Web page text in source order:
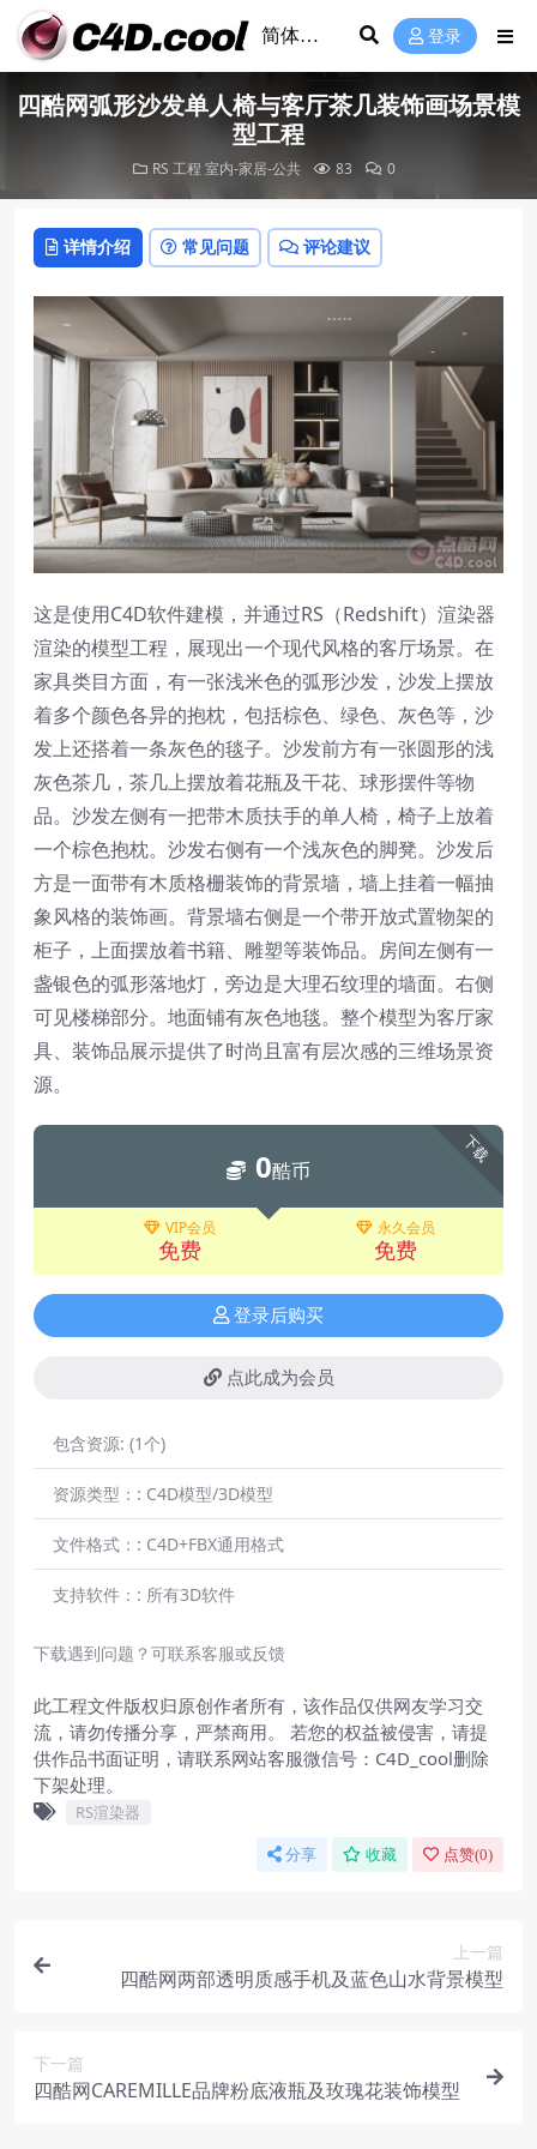
登录
四酷网弧形沙发单人椅与客厅茶几装饰画场景模
型工程
RS 工程 室内-家居-公共 83 0
详情介绍 常见问题 评论建议
这是使用C4D软件建模，并通过RS（Redshift）渲染器
渲染的模型工程，展现出一个现代风格的客厅场景。在
家具类目方面，有一张浅米色的弧形沙发，沙发上摆放
着多个颜色各异的抱枕，包括棕色、绿色、灰色等，沙
发上还搭着一条灰色的毯子。沙发前方有一张圆形的浅
灰色茶几，茶几上摆放着花瓶及干花、球形摆件等物
品。沙发左侧有一把带木质扶手的单人椅，椅子上放着
一个棕色抱枕。沙发右侧有一个浅灰色的脚凳。沙发后
方是一面带有木质格栅装饰的背景墙，墙上挂着一幅抽
象风格的装饰画。背景墙右侧是一个带开放式置物架的
柜子，上面摆放着书籍、雕塑等装饰品。房间左侧有一
盏银色的弧形落地灯，旁边是大理石纹理的墙面。右侧
可见楼梯部分。地面铺有灰色地毯。整个模型为客厅家
具、装饰品展示提供了时尚且富有层次感的三维场景资
源。
下载
0酷币
VIP会员
免费
永久会员
免费
登录后购买
点此成为会员
包含资源: (1个)
资源类型：: C4D模型/3D模型
文件格式：: C4D+FBX通用格式
支持软件：: 所有3D软件
下载遇到问题？可联系客服或反馈
此工程文件版权归原创作者所有，该作品仅供网友学习交
流，请勿传播分享，严禁商用。 若您的权益被侵害，请提
供作品书面证明，请联系网站客服微信号：C4D_cool删除
下架处理。
RS渲染器
分享 收藏 点赞(0)
上一篇
四酷网两部透明质感手机及蓝色山水背景模型
下一篇
四酷网CAREMILLE品牌粉底液瓶及玫瑰花装饰模型